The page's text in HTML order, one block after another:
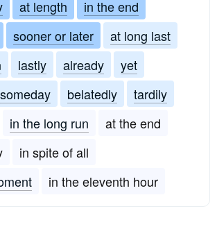
at length
in the end
sooner or later
at long last
lastly already
yet
someday belatedly
tardily
in the long run
at the end
in spite of all
in the eleventh hour